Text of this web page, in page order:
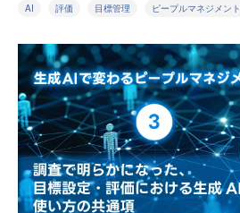
AI 評価 目標管理 ピープルマネジメント